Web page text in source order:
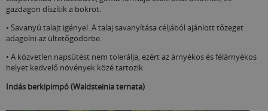
gazdagon díszítik a bokrot.
• Savanyú talajt igényel. A talaj savanyítása céljából ajánlott tőzeget
adagolni az ültetőgödörbe.
• A közvetlen napsütést nem tolerálja, ezért az árnyékos és félárnyékos
helyet kedvelő növények közé tartozik.
Indás berkipimpó (Waldsteinia ternata)